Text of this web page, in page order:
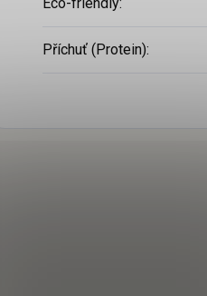
Příchuť (Protein):